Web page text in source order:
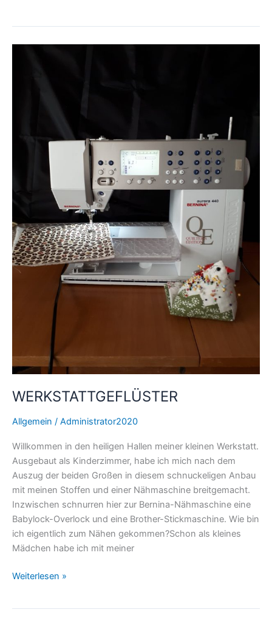
WERKSTATTGEFLÜSTER
Allgemein / Administrator2020
Willkommen in den heiligen Hallen meiner kleinen Werkstatt.
Ausgebaut als Kinderzimmer, habe ich mich nach dem
Auszug der beiden Großen in diesem schnuckeligen Anbau
mit meinen Stoffen und einer Nähmaschine breitgemacht.
Inzwischen schnurren hier zur Bernina-Nähmaschine eine
Babylock-Overlock und eine Brother-Stickmaschine. Wie bin
ich eigentlich zum Nähen gekommen?Schon als kleines
Mädchen habe ich mit meiner
Weiterlesen »